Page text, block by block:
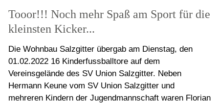
Tooor!!! Noch mehr Spaß am Sport für die
kleinsten Kicker...
Die Wohnbau Salzgitter übergab am Dienstag, den
01.02.2022 16 Kinderfussballtore auf dem
Vereinsgelände des SV Union Salzgitter. Neben
Hermann Keune vom SV Union Salzgitter und
mehreren Kindern der Jugendmannschaft waren Florian